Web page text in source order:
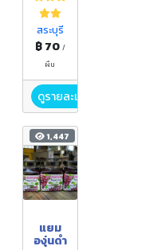
สระบุรี
฿ 70 /
ผืน
ดูรายละเอียด
1,447
แยม
องุ่นดำ